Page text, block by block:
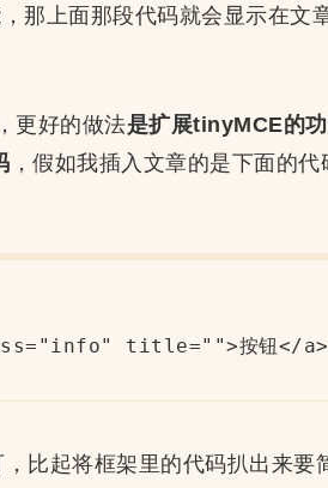
那上面那段代码就会显示在文
更好的做法是扩展tinyMCE的
，假如我插入文章的是下面的
title="">按钮</a>
比起将框架里的代码扒出来要